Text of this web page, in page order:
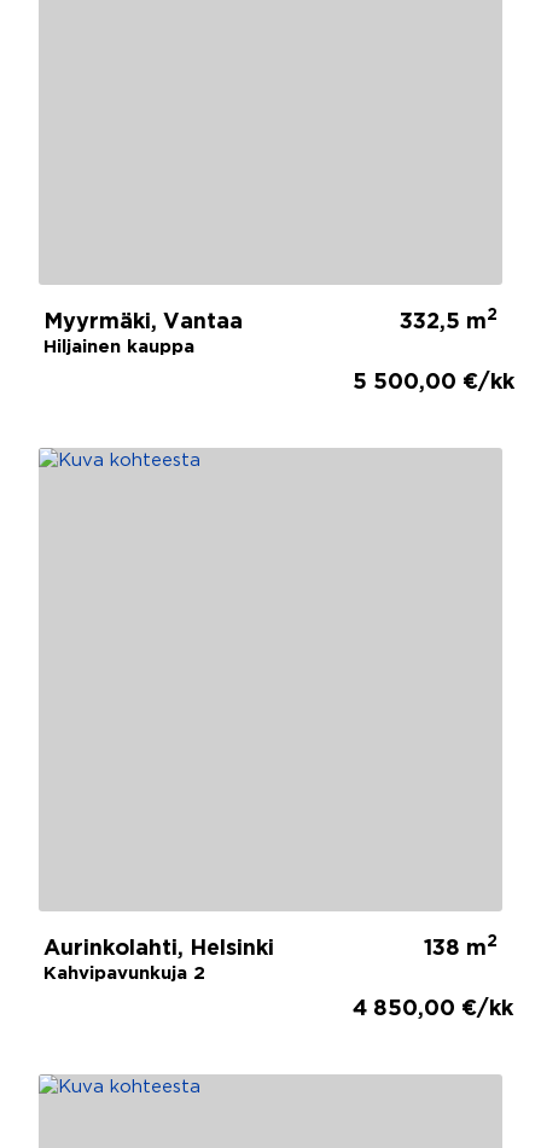
Myyrmäki, Vantaa
Hiljainen kauppa
332,5 m2
5 500,00 €/kk
Aurinkolahti, Helsinki
Kahvipavunkuja 2
138 m2
4 850,00 €/kk